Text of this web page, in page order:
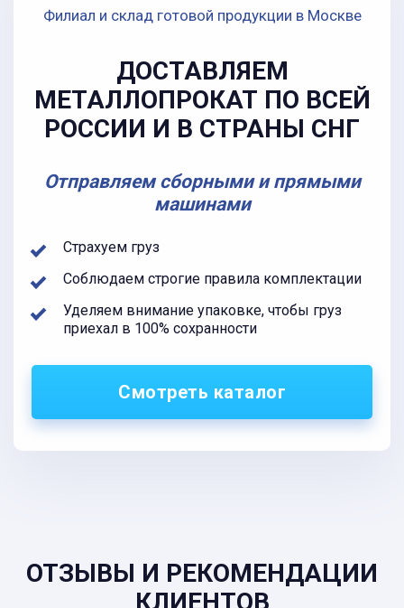
Филиал и склад готовой продукции в Москве
ДОСТАВЛЯЕМ
МЕТАЛЛОПРОКАТ ПО ВСЕЙ
РОССИИ И В СТРАНЫ СНГ
Отправляем сборными и прямыми
машинами
Страхуем груз
Соблюдаем строгие правила комплектации
Уделяем внимание упаковке, чтобы груз
приехал в 100% сохранности
Смотреть каталог
ОТЗЫВЫ И РЕКОМЕНДАЦИИ